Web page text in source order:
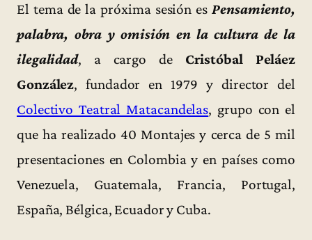
El tema de la próxima sesión esPensamiento,
palabra, obra y omisión en la cultura de la
ilegalidad, a cargo de Cristóbal Peláez
González, fundador en 1979 y director del
Colectivo Teatral Matacandelas, grupo con el
que ha realizado 40 Montajes y cerca de 5 mil
presentaciones en Colombia y en países como
Venezuela, Guatemala, Francia, Portugal,
España, Bélgica, Ecuador y Cuba.